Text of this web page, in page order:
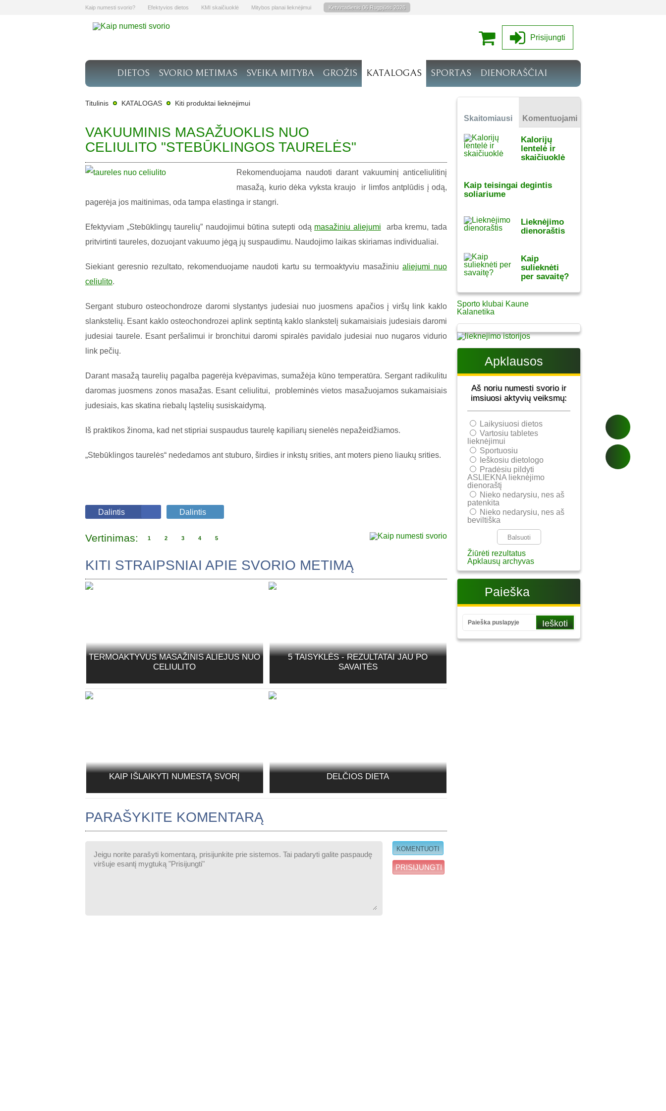
Kaip numesti svorio? Efektyvios dietos KMI skaičiuoklė Mitybos planai lieknėjimui Ketvirtadienis 06 Rugpjūtis 2026
Prisijungti
DIETOS SVORIO METIMAS SVEIKA MITYBA GROŽIS KATALOGAS SPORTAS DIENORAŠČIAI
Titulinis KATALOGAS Kiti produktai lieknėjimui
VAKUUMINIS MASAŽUOKLIS NUO
CELIULITO "STEBŪKLINGOS TAURELĖS"
Rekomenduojama naudoti darant vakuuminį anticeliulitinį
masažą, kurio dėka vyksta kraujo ir limfos antplūdis į odą,
pagerėja jos maitinimas, oda tampa elastinga ir stangri.
Efektyviam „Stebūklingų taurelių” naudojimui būtina sutepti odą masažiniu aliejumi arba kremu, tada
pritvirtinti taureles, dozuojant vakuumo jėgą jų suspaudimu. Naudojimo laikas skiriamas individualiai.
Siekiant geresnio rezultato, rekomenduojame naudoti kartu su termoaktyviu masažiniu aliejumi nuo
celiulito.
Sergant stuburo osteochondroze daromi slystantys judesiai nuo juosmens apačios į viršų link kaklo
slankstelių. Esant kaklo osteochondrozei aplink septintą kaklo slankstelį sukamaisiais judesiais daromi
judesiai taurele. Esant peršalimui ir bronchitui daromi spiralės pavidalo judesiai nuo nugaros vidurio
link pečių.
Darant masažą taurelių pagalba pagerėja kvėpavimas, sumažėja kūno temperatūra. Sergant radikulitu
daromas juosmens zonos masažas. Esant celiulitui, probleminės vietos masažuojamos sukamaisiais
judesiais, kas skatina riebalų ląstelių susiskaidymą.
Iš praktikos žinoma, kad net stipriai suspaudus taurelę kapiliarų sienelės nepažeidžiamos.
„Stebūklingos taurelės“ nededamos ant stuburo, širdies ir inkstų srities, ant moters pieno liaukų srities.
Dalintis Dalintis
Vertinimas: 1 2 3 4 5
KITI STRAIPSNIAI APIE SVORIO METIMĄ
TERMOAKTYVUS MASAŽINIS ALIEJUS NUO
CELIULITO
5 TAISYKLĖS - REZULTATAI JAU PO
SAVAITĖS
KAIP IŠLAIKYTI NUMESTĄ SVORĮ DELČIOS DIETA
PARAŠYKITE KOMENTARĄ
PRISIJUNGTI
Skaitomiausi Komentuojami
Kalorijų
lentelė ir
skaičiuoklė
Kaip teisingai degintis
soliariume
Lieknėjimo
dienoraštis
Kaip
sulieknėti
per savaitę?
Sporto klubai Kaune
Kalanetika
Apklausos
Aš noriu numesti svorio ir
imsiuosi aktyvių veiksmų:
Laikysiuosi dietos
Vartosiu tabletes
lieknėjimui
Sportuosiu
Ieškosiu dietologo
Pradėsiu pildyti
ASLIEKNA lieknėjimo
dienoraštį
Nieko nedarysiu, nes aš
patenkita
Nieko nedarysiu, nes aš
beviltiška
Žiūrėti rezultatus
Apklausų archyvas
Paieška